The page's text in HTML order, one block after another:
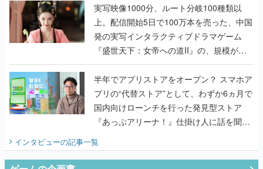
んだレジェンド2人に訊く開発秘話
実写映像1000分、ルート分岐100種類以
上。配信開始5日で100万本を売った、中国
発の実写インタラクティブドラマゲーム
『盛世天下：女帝への道II』の、規模が違
うこだわりをプロデューサーに聞いた
半年でアプリストアをオープン？ スマホア
プリの“代替ストア”として、わずか6ヵ月で
国内向けローンチを行った発見型ストア
『あっぷアリーナ！』仕掛け人に話を聞い
インタビューの記事一覧